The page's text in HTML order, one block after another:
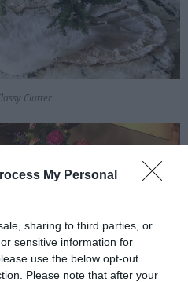
My Personal
sharing to third parties, or
sensitive information for
use the below opt-out
Please note that after your
Clutter